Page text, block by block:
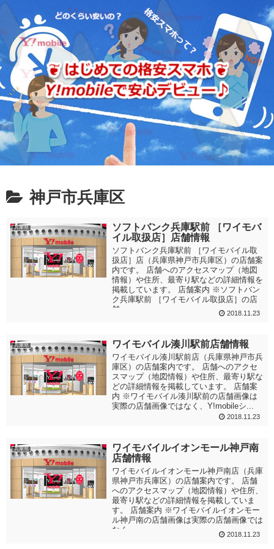
神戸市兵庫区
兵庫県
ソフトバンク兵庫駅前 ［ワイモバ
イル取扱店］店舗情報
ソフトバンク兵庫駅前 ［ワイモバイル取
扱店］店（兵庫県神戸市兵庫区）の店舗案
内です。 店舗へのアクセスマップ（地図
情報）や住所、最寄り駅などの詳細情報を
掲載しています。 店舗案内 ※ソフトバン
ク兵庫駅前 ［ワイモバイル取扱店］の店
舗...
2018.11.23
兵庫県 ワイモバイル湊川駅前店舗情報
ワイモバイル湊川駅前店（兵庫県神戸市兵
庫区）の店舗案内です。 店舗へのアクセ
スマップ（地図情報）や住所、最寄り駅な
どの詳細情報を掲載しています。 店舗案
内 ※ワイモバイル湊川駅前の店舗画像は
実際の店舗画像ではなく、Y!mobileシ...
2018.11.23
兵庫県
ワイモバイルイオンモール神戸南
店舗情報
ワイモバイルイオンモール神戸南店（兵庫
県神戸市兵庫区）の店舗案内です。 店舗
へのアクセスマップ（地図情報）や住所、
最寄り駅などの詳細情報を掲載していま
す。 店舗案内 ※ワイモバイルイオンモー
ル神戸南の店舗画像は実際の店舗画像では
なく...
2018.11.23